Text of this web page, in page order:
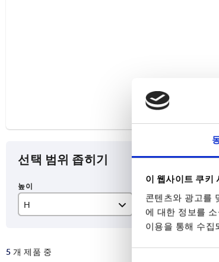
이 웹사이트 쿠키
콘텐츠와 광고를
에 대한 정보를
이용을 통해 수집
선택 범위 좁히기
H
42
5 개 제품 중